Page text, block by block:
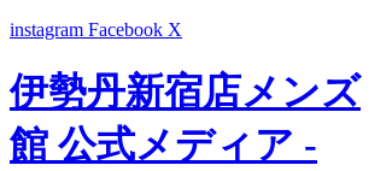
instagram Facebook X
伊勢丹新宿店メンズ
館 公式メディア -